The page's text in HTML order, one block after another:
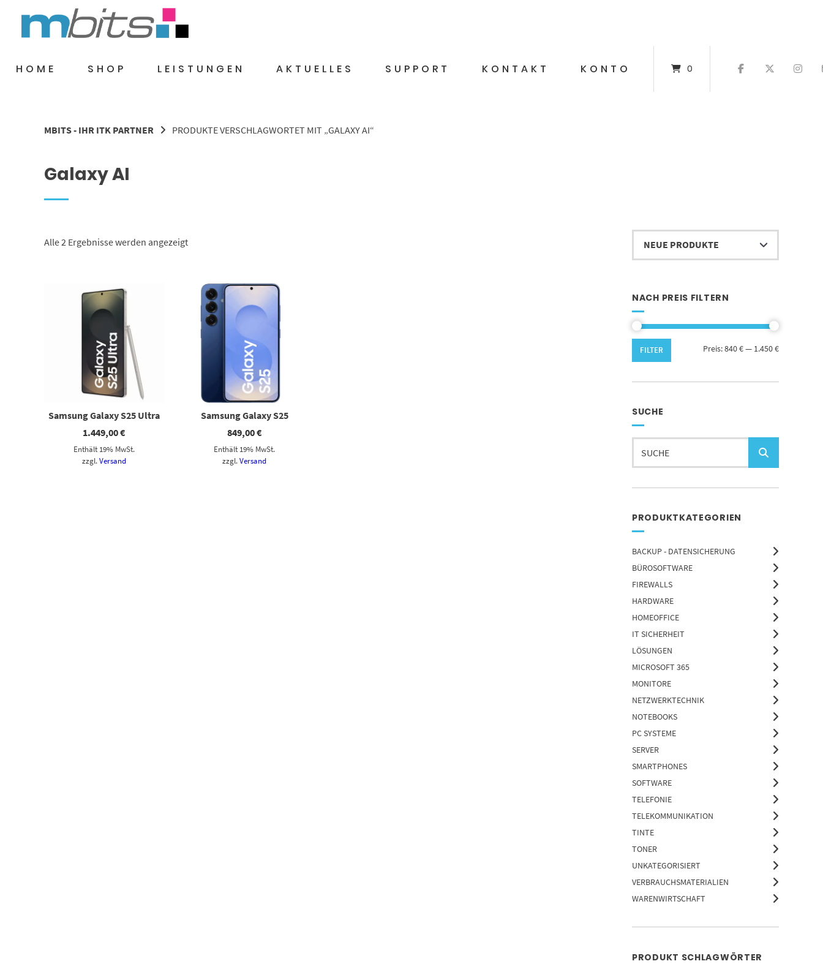
Inhalt
HOME SHOP LEISTUNGEN AKTUELLES SUPPORT KONTAKT KONTO 0
MBITS - IHR ITK PARTNER PRODUKTE VERSCHLAGWORTET MIT „GALAXY AI“
Galaxy AI
Alle 2 Ergebnisse werden angezeigtNach
Samsung Galaxy S25 Ultra
1.449,00€
Enthält 19% MwSt.
zzgl.Versand
Samsung Galaxy S25
849,00€
Enthält 19% MwSt.
zzgl.Versand
NACH PREIS FILTERN
Min.
Max.
FILTER Preis:840 €— 1.450 €
SUCHE
nach:
PRODUKTKATEGORIEN
BACKUP - DATENSICHERUNG
BÜROSOFTWARE
FIREWALLS
HARDWARE
HOMEOFFICE
IT SICHERHEIT
LÖSUNGEN
MICROSOFT 365
MONITORE
NETZWERKTECHNIK
NOTEBOOKS
PC SYSTEME
SERVER
SMARTPHONES
SOFTWARE
TELEFONIE
TELEKOMMUNIKATION
TINTE
TONER
UNKATEGORISIERT
VERBRAUCHSMATERIALIEN
WARENWIRTSCHAFT
PRODUKT SCHLAGWÖRTER